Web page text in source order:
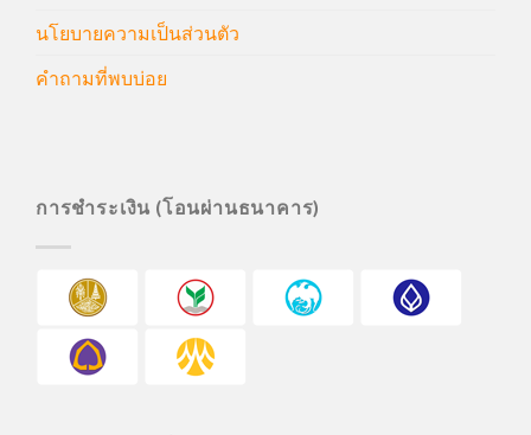
นโยบายความเป็นส่วนตัว
คำถามที่พบบ่อย
การชำระเงิน (โอนผ่านธนาคาร)